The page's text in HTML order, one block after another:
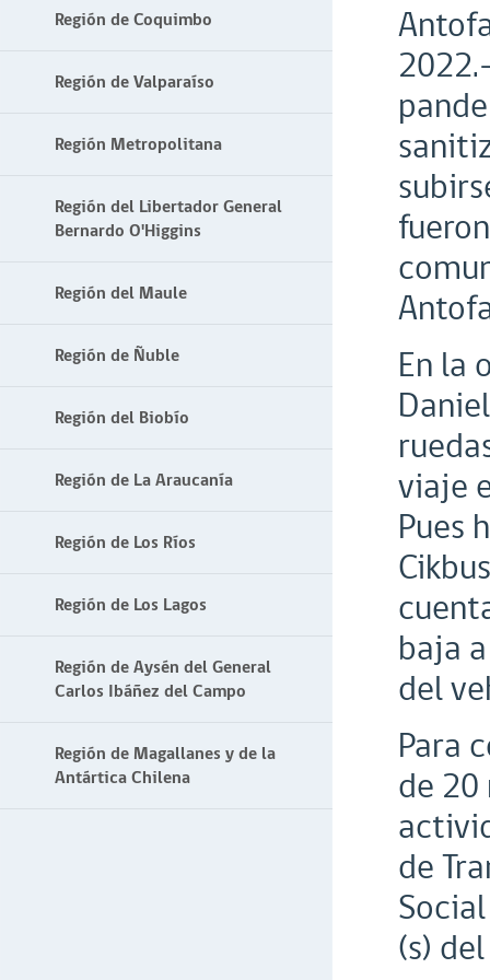
Región de Coquimbo
Región de Valparaíso
Región Metropolitana
Región del Libertador General
Bernardo O'Higgins
Región del Maule
Región de Ñuble
Región del Biobío
Región de La Araucanía
Región de Los Ríos
Región de Los Lagos
Región de Aysén del General
Carlos Ibáñez del Campo
Región de Magallanes y de la
Antártica Chilena
En la
viaje
Pues
baja
del
Para
de
de
(s)